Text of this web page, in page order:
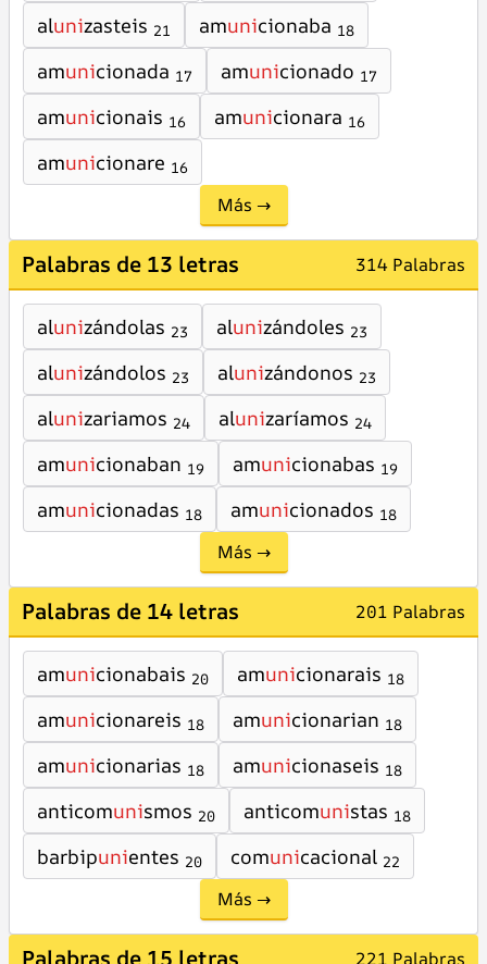
alunizasteis 21 amunicionaba 18
amunicionada 17 amunicionado 17
amunicionais 16 amunicionara 16
amunicionare 16
Más →
Palabras de 13 letras 314 Palabras
alunizándolas 23 alunizándoles 23
alunizándolos 23 alunizándonos 23
alunizariamos 24 alunizaríamos 24
amunicionaban 19 amunicionabas 19
amunicionadas 18 amunicionados 18
Más →
Palabras de 14 letras 201 Palabras
amunicionabais 20 amunicionarais 18
amunicionareis 18 amunicionarian 18
amunicionarias 18 amunicionaseis 18
anticomunismos 20 anticomunistas 18
barbipunientes 20 comunicacional 22
Más →
Palabras de 15 letras 221 Palabras